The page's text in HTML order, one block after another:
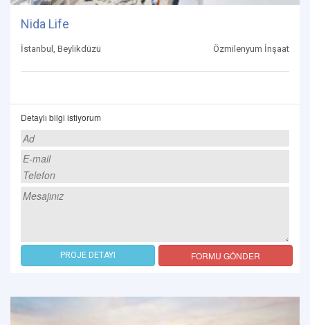
Nida Life
İstanbul, Beylikdüzü Özmilenyum İnşaat
Detaylı bilgi istiyorum
PROJE DETAYI FORMU GÖNDER